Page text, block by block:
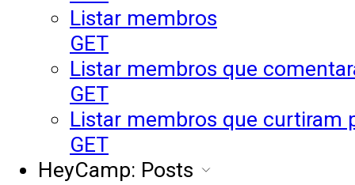
Listar membros
GET
Listar membros que
GET
Listar membros que curtiram
GET
HeyCamp: Posts